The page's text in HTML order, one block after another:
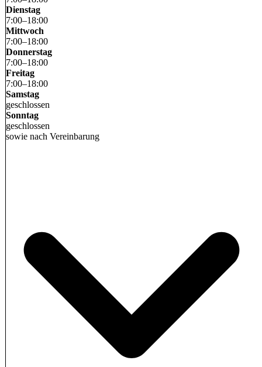
Dienstag
7:00–18:00
Mittwoch
7:00–18:00
Donnerstag
7:00–18:00
Freitag
7:00–18:00
Samstag
geschlossen
Sonntag
geschlossen
sowie nach Vereinbarung